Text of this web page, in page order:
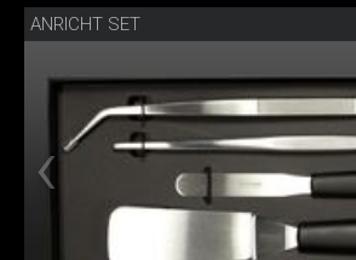
ANRICHT SET